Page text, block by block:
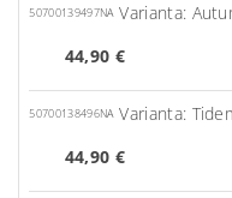
50700139497NA Varianta:
44,90 €
50700138496NA Varianta:
44,90 €